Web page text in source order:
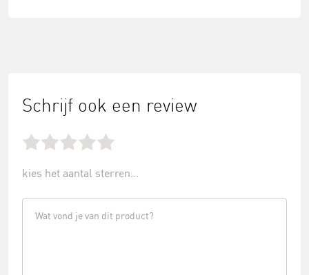
Schrijf ook een review
kies het aantal sterren...